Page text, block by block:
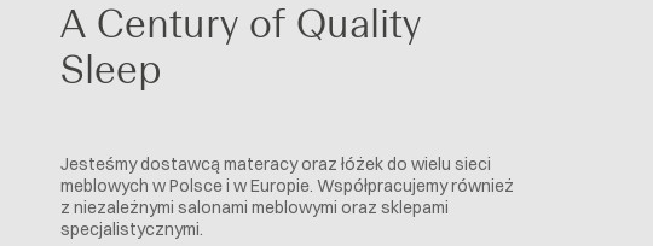
A Century of Quality
Sleep
Jesteśmy dostawcą materacy oraz łóżek do wielu sieci
meblowych w Polsce i w Europie. Współpracujemy również
z niezależnymi salonami meblowymi oraz sklepami
specjalistycznymi.